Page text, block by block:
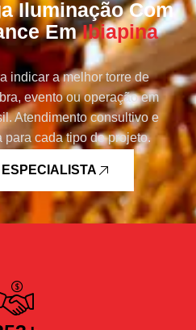
Iluminação Com
EmIbiapina
indicar a melhor torre de
evento ou operação em
Atendimento consultivo e
cada tipo de projeto.